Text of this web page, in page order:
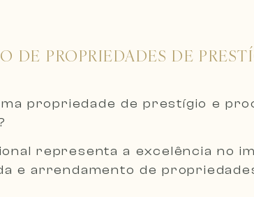
DE PROPRIEDADES DE
propriedade de prestígio e
representa a excelência no
e arrendamento de